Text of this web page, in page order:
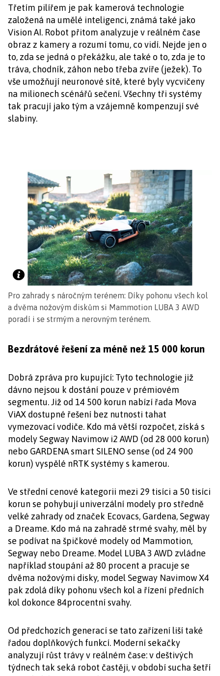
Třetím pilířem je pak kamerová technologie
založená na umělé inteligenci, známá také jako
Vision AI. Robot přitom analyzuje v reálném čase
obraz z kamery a rozumí tomu, co vidí. Nejde jen o
to, zda se jedná o překážku, ale také o to, zda je to
tráva, chodník, záhon nebo třeba zvíře (ježek). To
vše umožňují neuronové sítě, které byly vycvičeny
na milionech scénářů sečení. Všechny tři systémy
tak pracují jako tým a vzájemně kompenzují své
slabiny.
Pro zahrady s náročným terénem: Díky pohonu všech kol
a dvěma nožovým diskům si Mammotion LUBA 3 AWD
poradí i se strmým a nerovným terénem.
Bezdrátové řešení za méně než 15 000 korun
Dobrá zpráva pro kupující: Tyto technologie již
dávno nejsou k dostání pouze v prémiovém
segmentu. Již od 14 500 korun nabízí řada Mova
ViAX dostupné řešení bez nutnosti tahat
vymezovací vodiče. Kdo má větší rozpočet, získá s
modely Segway Navimow i2 AWD (od 28 000 korun)
nebo GARDENA smart SILENO sense (od 24 900
korun) vyspělé nRTK systémy s kamerou.
Ve střední cenové kategorii mezi 29 tisíci a 50 tisíci
korun se pohybují univerzální modely pro středně
velké zahrady od značek Ecovacs, Gardena, Segway
a Dreame. Kdo má na zahradě strmé svahy, měl by
se podívat na špičkové modely od Mammotion,
Segway nebo Dreame. Model LUBA 3 AWD zvládne
například stoupání až 80 procent a pracuje se
dvěma nožovými disky, model Segway Navimow X4
pak zdolá díky pohonu všech kol a řízení předních
kol dokonce 84procentní svahy.
Od předchozích generací se tato zařízení liší také
řadou doplňkových funkcí. Moderní sekačky
analyzují růst trávy v reálném čase: v deštivých
týdnech tak seká robot častěji, v období sucha šetří